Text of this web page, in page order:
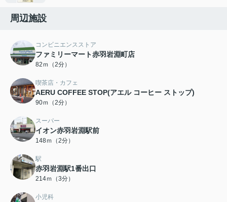
周辺施設
コンビニエンスストア
ファミリーマート赤羽岩淵町店
82ｍ（2分）
喫茶店・カフェ
AERU COFFEE STOP(アエル コーヒー ストップ)
90ｍ（2分）
スーパー
イオン赤羽岩淵駅前
148ｍ（2分）
駅
赤羽岩淵駅1番出口
214ｍ（3分）
小児科